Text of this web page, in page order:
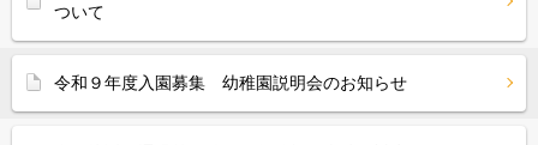
ついて
令和９年度入園募集 幼稚園説明会のお知らせ